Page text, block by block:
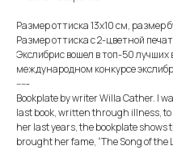
Размер оттиска 13х10 см, размер
Размер оттиска с 2-цветной
Экслибрис вошел в топ-50 лучших
международном конкурсе
-----
Bookplate by writer Willa Cather. I
last book, written through illness, to
her last years, the bookplate
brought her fame, “The Song of the